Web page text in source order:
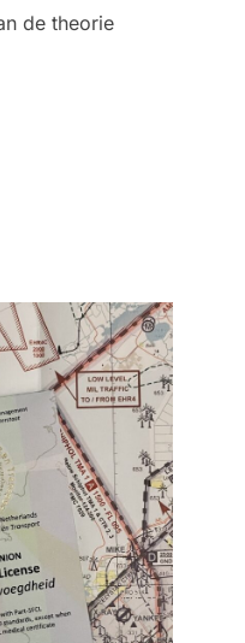
de theorie